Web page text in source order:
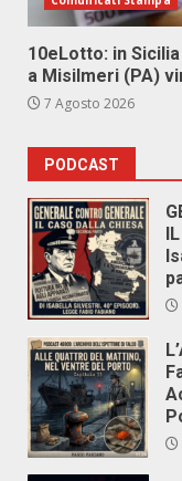
10eLotto: in
a Misilmeri (PA)
7 Agosto 2026
PODCAST